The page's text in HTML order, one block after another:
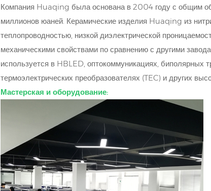
Компания Huaqing была основана в 2004 году с общим
миллионов юаней. Керамические изделия Huaqing из
теплопроводностью, низкой диэлектрической
механическими свойствами по сравнению с другими
используется в HBLED, оптокоммуникациях, биполярных
термоэлектрических преобразователях (TEC) и других
Мастерская и оборудование: